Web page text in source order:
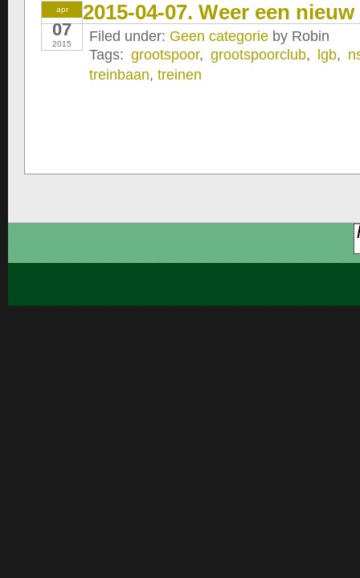
apr
07
2015
2015-04-07. Weer een
Filed under: Geen categorie by Robin
Tags: grootspoor, grootspoorclub, lgb,
treinbaan, treinen